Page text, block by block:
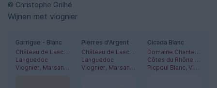
© Christophe Grilhé
Wijnen met viognier
Garrigue - Blanc
Château de Lascaux
Languedoc
Viognier, Marsanne, Roussanne, Vermentino
Pierres d'Argent
Château de Lascaux
Languedoc
Viognier, Marsanne, Roussanne, Vermentino
Cicada Blanc
Domaine Chante-Cigale
Côtes du Rhône méridionales
Picpoul Blanc, Viognier, Grenache Blanc